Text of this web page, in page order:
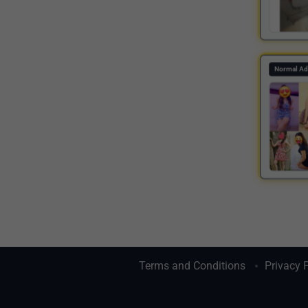
Normal Ad
Terms and Conditions Privacy